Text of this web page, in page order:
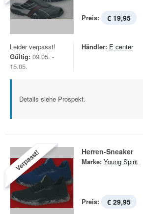
Preis: € 19,95
Leider verpasst!
Gültig: 09.05. -
15.05.
Händler: E center
Details siehe Prospekt.
Verpasst! Herren-Sneaker
Marke: Young Spirit
Preis: € 29,95